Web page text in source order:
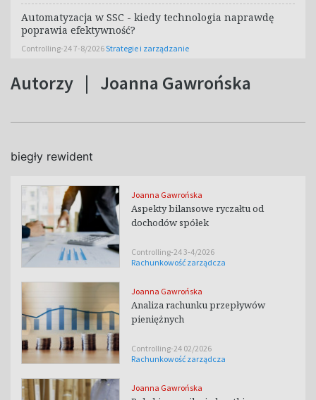
Autorzy | Joanna Gawrońska
biegły rewident
Joanna Gawrońska
Aspekty bilansowe ryczałtu od
dochodów spółek
Controlling-24 3-4/2026
Rachunkowość zarządcza
Joanna Gawrońska
Analiza rachunku przepływów
pieniężnych
Controlling-24 02/2026
Rachunkowość zarządcza
Joanna Gawrońska
Automatyzacja w SSC - kiedy technologia naprawdę
poprawia efektywność?
Controlling-24 7-8/2026Strategie i zarządzanie